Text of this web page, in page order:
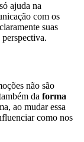
ajuda na
com os
suas
não são
da forma
ao mudar essa
como nos